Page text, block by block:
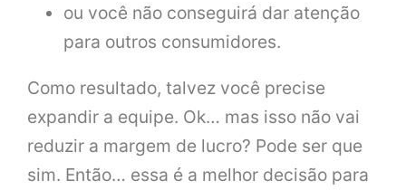
ou você não conseguirá dar atenção
para outros consumidores.
Como resultado, talvez você precise
expandir a equipe. Ok… mas isso não vai
reduzir a margem de lucro? Pode ser que
sim. Então… essa é a melhor decisão para